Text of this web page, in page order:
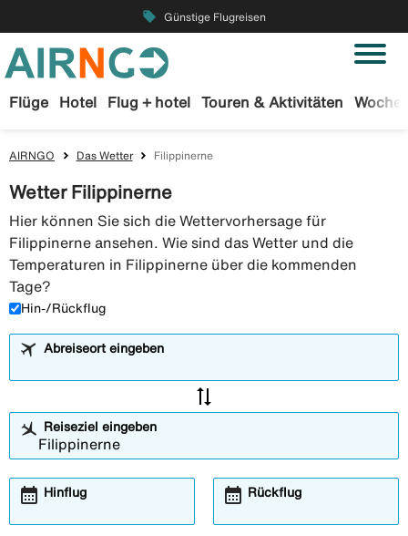
local_offer Günstige Flugreisen
Flüge Hotel Flug + hotel Touren & Aktivitäten
AIRNGO Das Wetter Filippinerne
Wetter Filippinerne
Hier können Sie sich die Wettervorhersage für
Filippinerne ansehen. Wie sind das Wetter und die
Temperaturen in Filippinerne über die kommenden
Tage?
Hin-/Rückflug
Abreiseort eingeben
sync_alt
Reiseziel eingeben
Hinflug
calendar_month Rückflug
calendar_month